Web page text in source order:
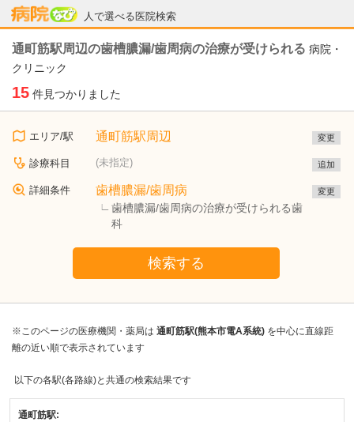
人で選べる医院検索
病院なび
通町筋駅周辺の歯槽膿漏/歯周病の治療が受けられる 病院・
クリニック
15 件見つかりました
エリア/駅 通町筋駅周辺 変更
診療科目 (未指定) 追加
詳細条件 歯槽膿漏/歯周病
歯槽膿漏/歯周病の治療が受けられる歯
科
変更
検索する
※このページの医療機関・薬局は 通町筋駅(熊本市電A系統) を中心に直線距
離の近い順で表示されています
以下の各駅(各路線)と共通の検索結果です
通町筋駅: